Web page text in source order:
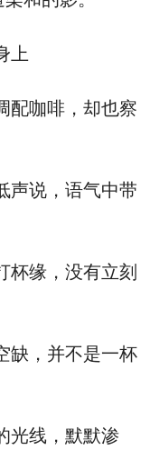
上
咖啡，却也察
说，语气中带
缘，没有立刻
缺，并不是一杯
光线，默默渗